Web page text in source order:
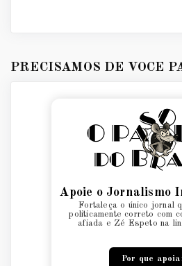
PRECISAMOS DE VOCÊ
Apoie o Jornalismo
Fortaleça o único jornal
politicamente correto com
afiada e Zé Espeto na
Por que